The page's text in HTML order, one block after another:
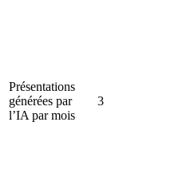
Présentations
générées par
l’IA par mois
3